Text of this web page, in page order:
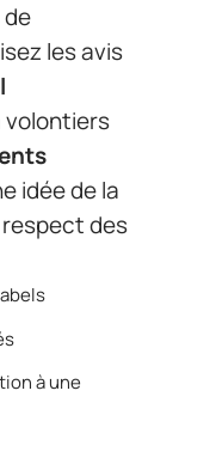
les avis
idée de la
des
à une